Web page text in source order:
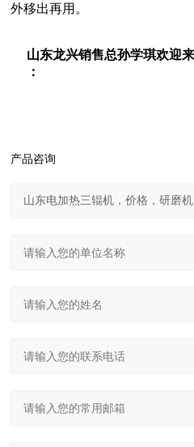
外移出再用。
山东龙兴销售总孙学琪欢迎
：
产品咨询